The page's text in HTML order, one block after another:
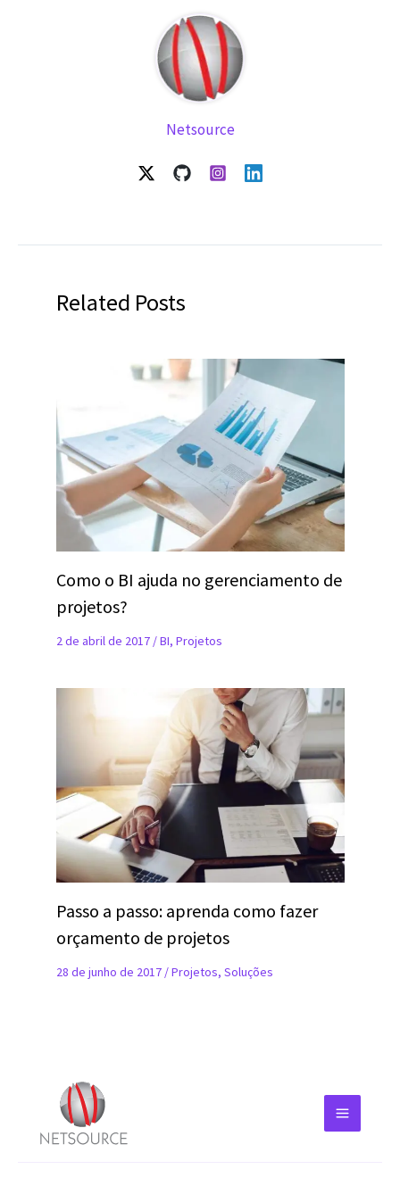
Netsource
Related Posts
Como o BI ajuda no gerenciamento de
projetos?
2 de abril de 2017 /BI, Projetos
Passo a passo: aprenda como fazer
orçamento de projetos
28 de junho de 2017 /Projetos, Soluções